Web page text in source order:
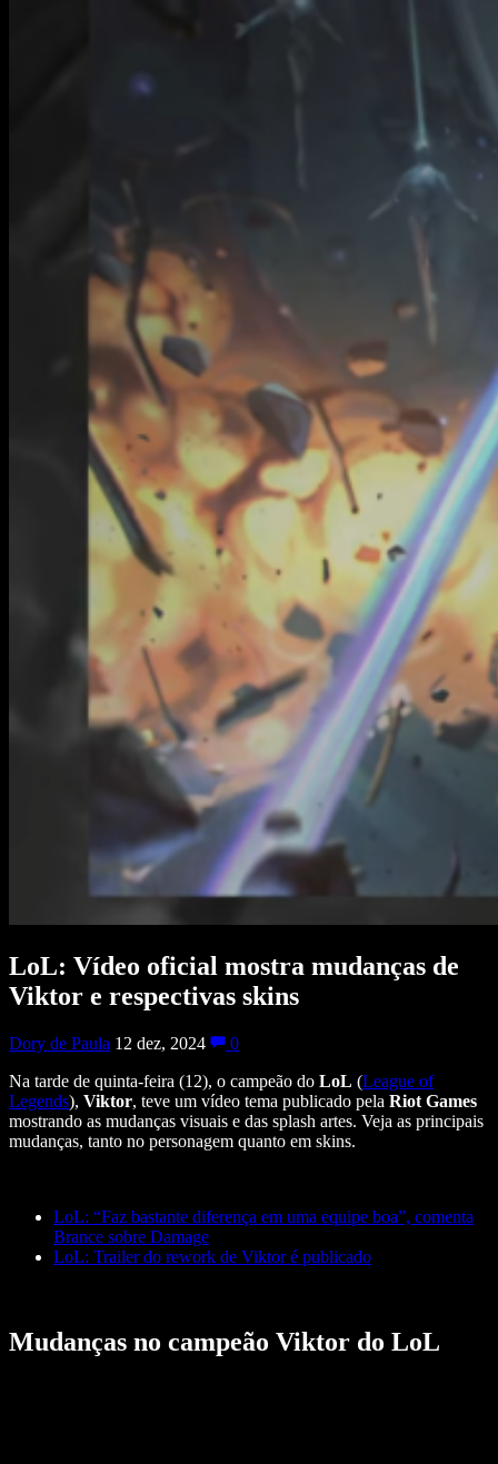
LoL: Vídeo oficial mostra mudanças de
Viktor e respectivas skins
Dory de Paula 12 dez, 2024
0
Na tarde de quinta-feira (12), o campeão do LoL (League of
Legends), Viktor, teve um vídeo tema publicado pela Riot Games
mostrando as mudanças visuais e das splash artes. Veja as principais
mudanças, tanto no personagem quanto em skins.
LoL: “Faz bastante diferença em uma equipe boa”, comenta
Brance sobre Damage
LoL: Trailer do rework de Viktor é publicado
Mudanças no campeão Viktor do LoL